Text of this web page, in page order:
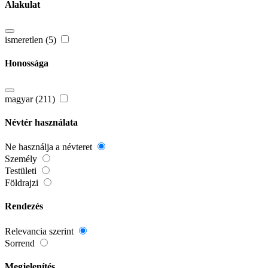
Alakulat
ismeretlen (5)
Honossága
magyar (211)
Névtér használata
Ne használja a névteret
Személy
Testületi
Földrajzi
Rendezés
Relevancia szerint
Sorrend